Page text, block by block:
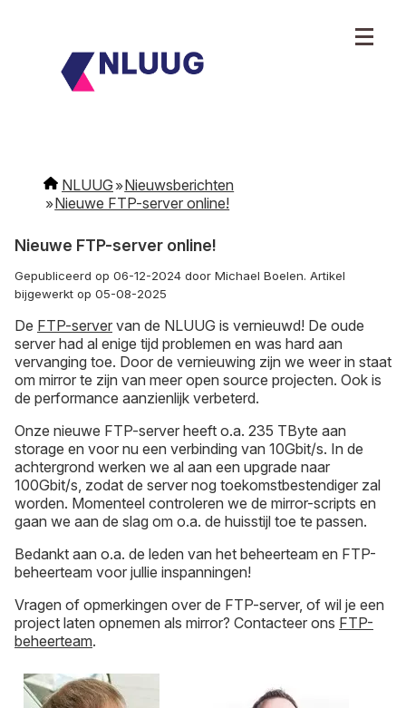
NLUUG
Nieuwsberichten
Nieuwe FTP-server online!
Nieuwe FTP-server online!
Gepubliceerd op 06-12-2024 door Michael Boelen. Artikel
bijgewerkt op 05-08-2025
De FTP-server van de NLUUG is vernieuwd! De oude
server had al enige tijd problemen en was hard aan
vervanging toe. Door de vernieuwing zijn we weer in staat
om mirror te zijn van meer open source projecten. Ook is
de performance aanzienlijk verbeterd.
Onze nieuwe FTP-server heeft o.a. 235 TByte aan
storage en voor nu een verbinding van 10Gbit/s. In de
achtergrond werken we al aan een upgrade naar
100Gbit/s, zodat de server nog toekomstbestendiger zal
worden. Momenteel controleren we de mirror-scripts en
gaan we aan de slag om o.a. de huisstijl toe te passen.
Bedankt aan o.a. de leden van het beheerteam en FTP-
beheerteam voor jullie inspanningen!
Vragen of opmerkingen over de FTP-server, of wil je een
project laten opnemen als mirror? Contacteer ons FTP-
beheerteam.